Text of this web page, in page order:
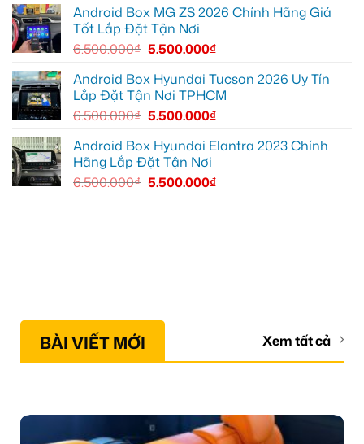
YouTube
tiện
lợi
hơn
Android Box MG ZS 2026 Chính Hãng Giá
Tốt Lắp Đặt Tận Nơi
6.500.000₫ 5.500.000₫
Android Box Hyundai Tucson 2026 Uy Tín
Lắp Đặt Tận Nơi TPHCM
6.500.000₫ 5.500.000₫
Android Box Hyundai Elantra 2023 Chính
Hãng Lắp Đặt Tận Nơi
6.500.000₫ 5.500.000₫
BÀI VIẾT MỚI Xem tất cả